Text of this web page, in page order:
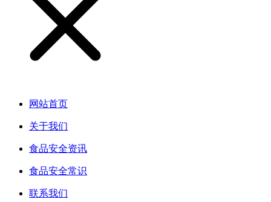
网站首页
关于我们
食品安全资讯
食品安全常识
联系我们